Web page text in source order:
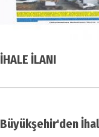
İHALE İLANI
Büyükşehir'den